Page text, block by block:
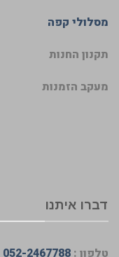
מסלולי קפה
תקנון החנות
מעקב הזמנות
דברו איתנו
טלפון : 052-2467788